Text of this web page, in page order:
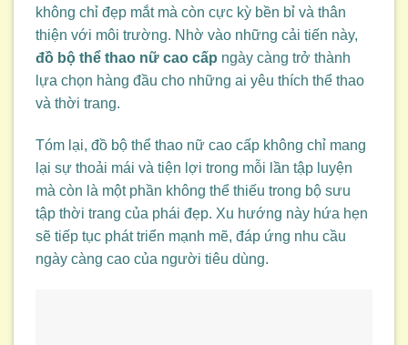
không chỉ đẹp mắt mà còn cực kỳ bền bỉ và thân
thiện với môi trường. Nhờ vào những cải tiến này,
đồ bộ thể thao nữ cao cấp ngày càng trở thành
lựa chọn hàng đầu cho những ai yêu thích thể thao
và thời trang.
Tóm lại, đồ bộ thể thao nữ cao cấp không chỉ mang
lại sự thoải mái và tiện lợi trong mỗi lần tập luyện
mà còn là một phần không thể thiếu trong bộ sưu
tập thời trang của phái đẹp. Xu hướng này hứa hẹn
sẽ tiếp tục phát triển mạnh mẽ, đáp ứng nhu cầu
ngày càng cao của người tiêu dùng.